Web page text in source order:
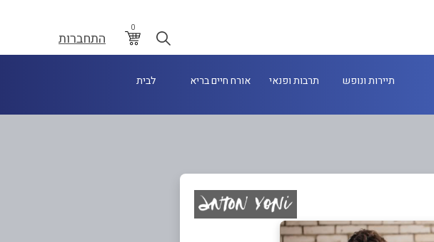
0
התחברות
תיירות ונופש תרבות ופנאי אורח חיים בריא לבית